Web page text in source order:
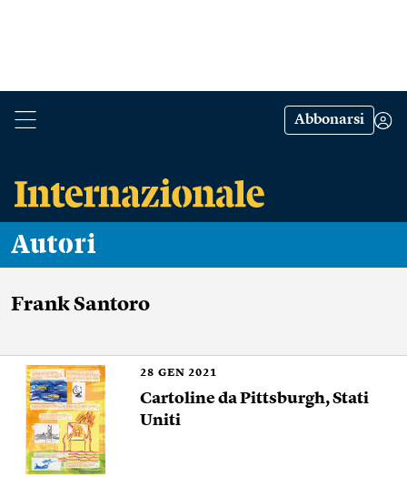
Abbonarsi
Autori
Frank Santoro
28 GEN 2021
Cartoline da Pittsburgh, Stati
Uniti